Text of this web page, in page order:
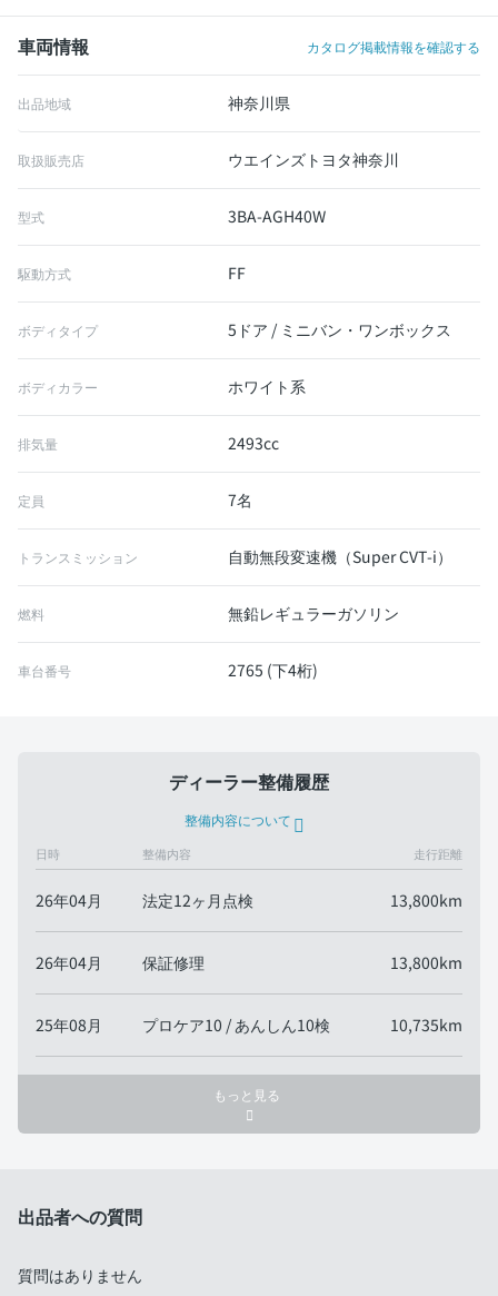
車両情報 カタログ掲載情報を確認する
出品地域 神奈川県
取扱販売店 ウエインズトヨタ神奈川
型式 3BA-AGH40W
駆動方式 FF
ボディタイプ 5ドア / ミニバン・ワンボックス
ボディカラー ホワイト系
排気量 2493cc
定員 7名
トランスミッション 自動無段変速機（Super CVT-i）
燃料 無鉛レギュラーガソリン
車台番号 2765 (下4桁)
ディーラー整備履歴
整備内容について
日時 整備内容 走行距離
26年04月 法定12ヶ月点検 13,800km
26年04月 保証修理 13,800km
25年08月 プロケア10 / あんしん10検 10,735km
もっと見る
出品者への質問
質問はありません